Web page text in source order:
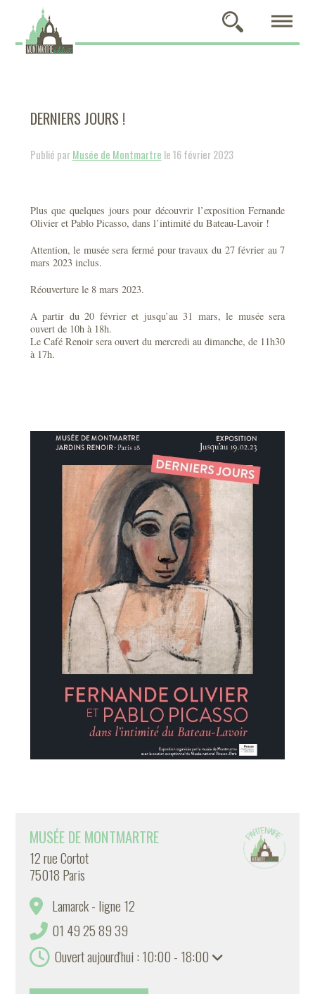
DERNIERS JOURS !
Publié parMusée de Montmartre le 16 février 2023
Plus que quelques jours pour découvrir l’exposition Fernande
Olivier et Pablo Picasso, dans l’intimité du Bateau-Lavoir !
Attention, le musée sera fermé pour travaux du 27 février au 7
mars 2023 inclus.
Réouverture le 8 mars 2023.
A partir du 20 février et jusqu’au 31 mars, le musée sera
ouvert de 10h à 18h.
Le Café Renoir sera ouvert du mercredi au dimanche, de 11h30
à 17h.
MUSÉE DE MONTMARTRE
12 rue Cortot
75018 Paris
Lamarck - ligne 12
01 49 25 89 39
Ouvert aujourd'hui : 10:00 - 18:00